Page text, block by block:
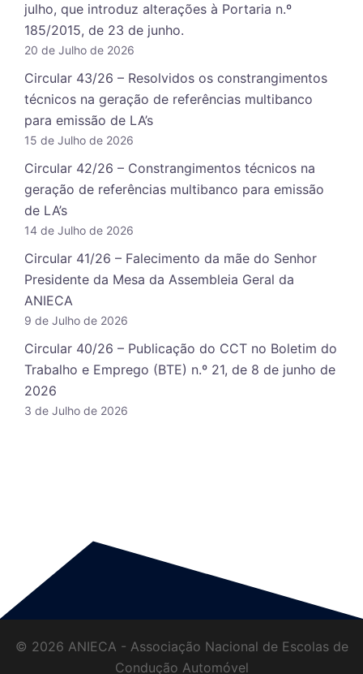
julho, que introduz alterações à Portaria n.º
185/2015, de 23 de junho.
20 de Julho de 2026
Circular 43/26 – Resolvidos os constrangimentos
técnicos na geração de referências multibanco
para emissão de LA’s
15 de Julho de 2026
Circular 42/26 – Constrangimentos técnicos na
geração de referências multibanco para emissão
de LA’s
14 de Julho de 2026
Circular 41/26 – Falecimento da mãe do Senhor
Presidente da Mesa da Assembleia Geral da
ANIECA
9 de Julho de 2026
Circular 40/26 – Publicação do CCT no Boletim do
Trabalho e Emprego (BTE) n.º 21, de 8 de junho de
2026
3 de Julho de 2026
© 2026 ANIECA - Associação Nacional de Escolas de
Condução Automóvel